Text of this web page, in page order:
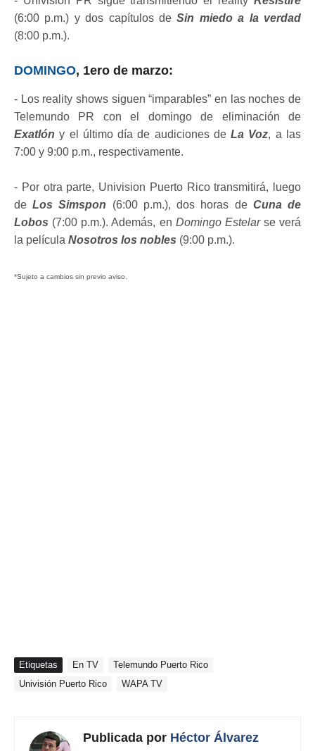
(6:00 p.m.) y dos capítulos deSin miedo a la verdad
(8:00 p.m.).
DOMINGO, 1ero de marzo:
- Los reality shows siguen “imparables” en las noches de
Telemundo PR con el domingo de eliminación de
Exatlón y el último día de audiciones deLa Voz, a las
7:00 y 9:00 p.m., respectivamente.
- Por otra parte, Univision Puerto Rico transmitirá, luego
deLos Simspon (6:00 p.m.), dos horas de Cuna de
Lobos (7:00 p.m.). Además, en Domingo Estelarse verá
la película Nosotros los nobles (9:00 p.m.).
*Sujeto a cambios sin previo aviso.
Etiquetas En TV
Telemundo Puerto Rico
Univisión Puerto Rico
WAPA TV
Publicada por Héctor Álvarez